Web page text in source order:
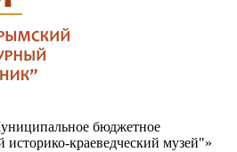
бюджетное
краеведческий музей"»